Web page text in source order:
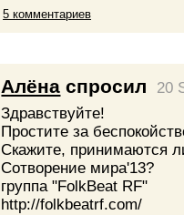
5 комментариев
Алёна спросил
20
Здравствуйте!
Простите за
Скажите, принимаются
Cотворение мира'13?
группа "FolkBeat RF"
http://folkbeatrf.com/